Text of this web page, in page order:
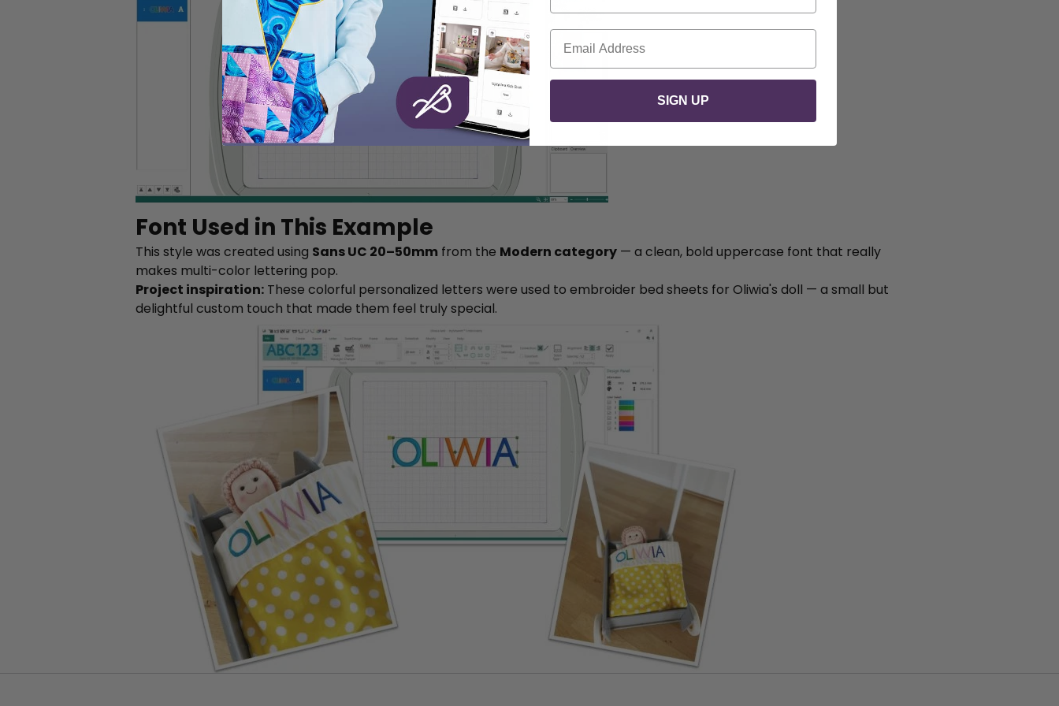
Font Used in This Example
This style was created using Sans UC 20–50mm from the Modern category — a clean, bold uppercase font that really
makes multi-color lettering pop.
Project inspiration: These colorful personalized letters were used to embroider bed sheets for Oliwia's doll — a small but
delightful custom touch that made them feel truly special.
Correo electrónico
SIGN UP